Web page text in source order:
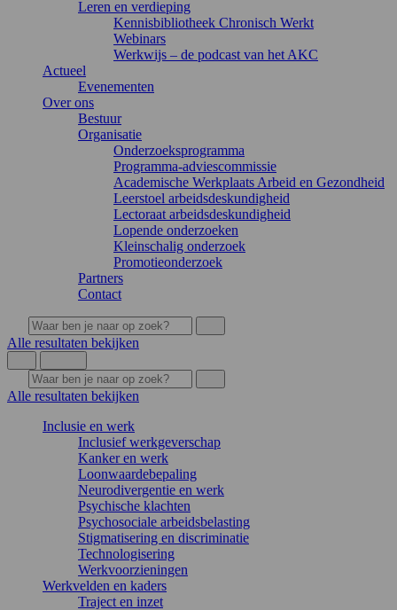
Leren en verdieping
Kennisbibliotheek Chronisch Werkt
Webinars
Werkwijs – de podcast van het AKC
Actueel
Evenementen
Over ons
Bestuur
Organisatie
Onderzoeksprogramma
Programma-adviescommissie
Academische Werkplaats Arbeid en Gezondheid
Leerstoel arbeidsdeskundigheid
Lectoraat arbeidsdeskundigheid
Lopende onderzoeken
Kleinschalig onderzoek
Promotieonderzoek
Partners
Contact
Alle resultaten bekijken
Alle resultaten bekijken
Inclusie en werk
Inclusief werkgeverschap
Kanker en werk
Loonwaardebepaling
Neurodivergentie en werk
Psychische klachten
Psychosociale arbeidsbelasting
Stigmatisering en discriminatie
Technologisering
Werkvoorzieningen
Werkvelden en kaders
Traject en inzet